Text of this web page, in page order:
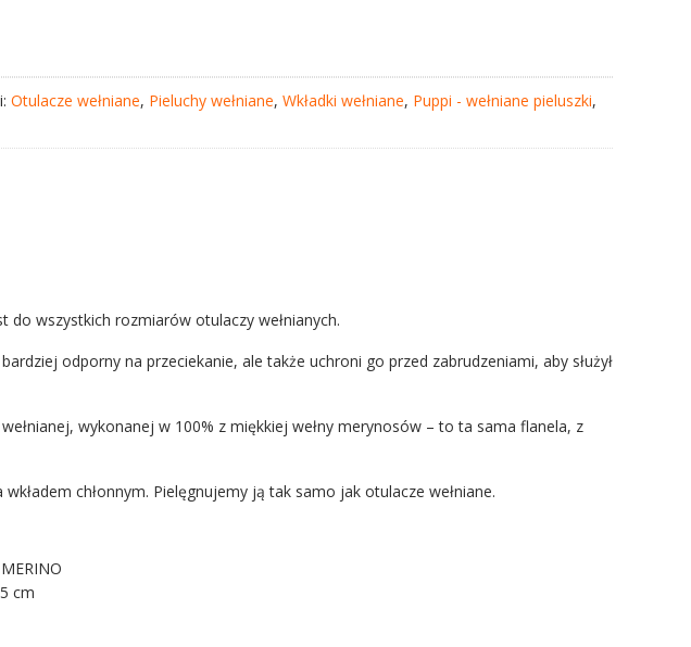
Otulacze wełniane, Pieluchy wełniane, Wkładki wełniane, Puppi - wełniane pieluszki,
do wszystkich rozmiarów otulaczy wełnianych.
odporny na przeciekanie, ale także uchroni go przed zabrudzeniami, aby służył
wykonanej w 100% z miękkiej wełny merynosów – to ta sama flanela, z
chłonnym. Pielęgnujemy ją tak samo jak otulacze wełniane.
cm